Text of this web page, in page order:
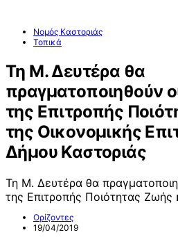
Νομός Καστοριάς
Τοπικά
Τη Μ. Δευτέρα θα
πραγματοποιηθούν
της Επιτροπής
της Οικονομικής
Δήμου Καστοριάς
Τη Μ. Δευτέρα θα
της Επιτροπής Ποιότητας Ζωής
Ορίζοντες
19/04/2019